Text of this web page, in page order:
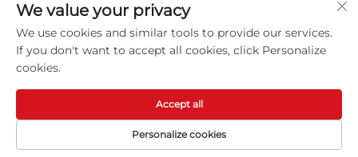
Хуульчийн эрх © 2025 Орос Улаанхангай Луванхонг
бодлого
We value your privacy
We use cookies and similar tools to provide our services.
If you don't want to accept all cookies, click Personalize
cookies.
Personalize cookies
Accept all